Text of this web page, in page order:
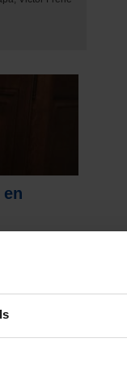
tenu des
: